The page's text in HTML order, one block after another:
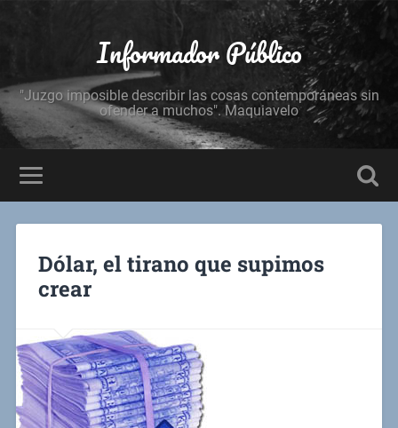
Informador Público
"Juzgo imposible describir las cosas contemporáneas sin
ofender a muchos". Maquiavelo
Dólar, el tirano que supimos
crear